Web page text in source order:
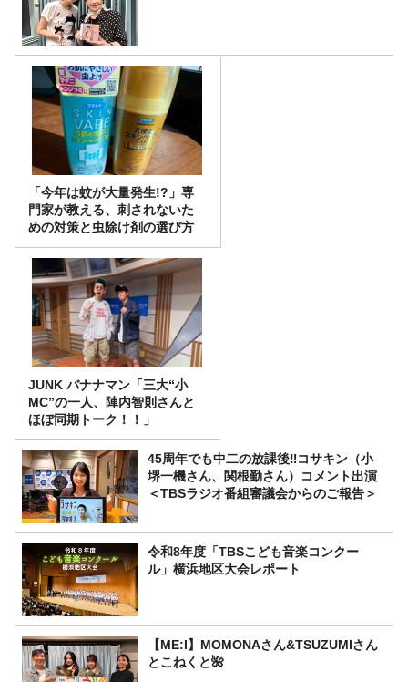
「今年は蚊が大量発生!?」専
門家が教える、刺されないた
めの対策と虫除け剤の選び方
JUNK バナナマン「三大“小
MC”の一人、陣内智則さんと
ほぼ同期トーク！！」
45周年でも中二の放課後‼コサキン（小
堺一機さん、関根勤さん）コメント出演
＜TBSラジオ番組審議会からのご報告＞
令和8年度「TBSこども音楽コンクー
ル」横浜地区大会レポート
【ME:I】MOMONAさん&TSUZUMIさん
とこねくと🌺